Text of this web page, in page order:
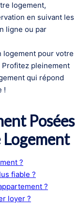
logement,
en suivant les
ligne ou par
logement pour votre
Profitez pleinement
qui répond
!
Posées
?
fiable ?
?
loyer ?